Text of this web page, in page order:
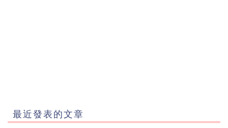
最近發表的文章